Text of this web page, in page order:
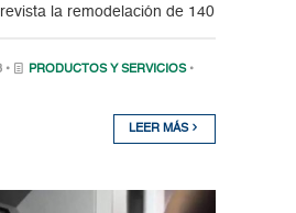
la remodelación de 140
• PRODUCTOS Y SERVICIOS •
LEER MÁS